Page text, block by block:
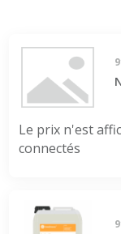
Le prix n'est
connectés